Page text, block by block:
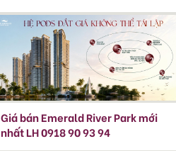
Giá bán Emerald River Park mới
nhất LH 0918 90 93 94